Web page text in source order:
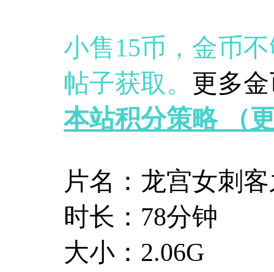
小售15币，金币
帖子获取。 更多
本站积分策略 （
片名：龙宫女刺
时长：78分钟
大小：2.06G